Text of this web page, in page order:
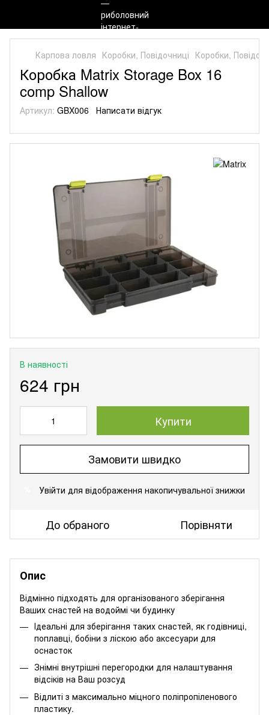
Карпова ловля Коробки, Повідочниці Коробки,
Коробка Matrix Storage Box 16
comp Shallow
Артикул: GBX006 Написати відгук
В наявності
624 грн
Купити
Замовити швидко
Увійти для відображення накопичувальної знижки
До обраного Порівняти
Опис
Відмінно підходять для організованого зберігання
Ваших снастей на водоймі чи будинку
Ідеальні для зберігання таких снастей, як годівниці,
поплавці, бобіни з ліскою або аксесуари для
оснасток
Знімні внутрішні перегородки для налаштування
відсіків на Ваш розсуд
Відлиті з максимально міцного поліпропіленового
пластику.